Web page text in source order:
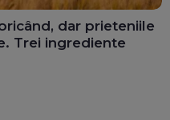
dar prieteniile
Trei ingrediente